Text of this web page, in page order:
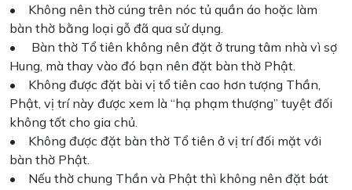
• Không nên thờ cúng trên nóc tủ quần áo hoặc làm
bàn thờ bằng loại gỗ đã qua sử dụng.
• Bàn thờ Tổ tiên không nên đặt ở trung tâm nhà vì sợ
Hung, mà thay vào đó bạn nên đặt bàn thờ Phật.
• Không được đặt bài vị tổ tiên cao hơn tượng Thần,
Phật, vị trí này được xem là “hạ phạm thượng” tuyệt đối
không tốt cho gia chủ.
• Không được đặt bàn thờ Tổ tiên ở vị trí đối mặt với
bàn thờ Phật.
• Nếu thờ chung Thần và Phật thì không nên đặt bát